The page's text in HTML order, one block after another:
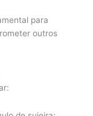
para
outros